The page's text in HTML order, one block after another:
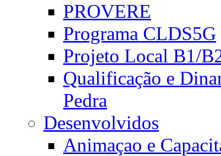
PROVERE
Programa CLDS5G
Projeto Local B1/
Qualificação e
Pedra
Desenvolvidos
Animaçao e